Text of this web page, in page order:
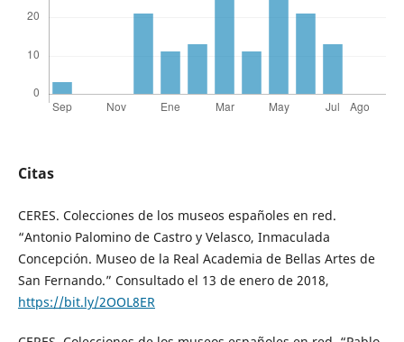
Citas
CERES. Colecciones de los museos españoles en red.
“Antonio Palomino de Castro y Velasco, Inmaculada
Concepción. Museo de la Real Academia de Bellas Artes de
San Fernando.” Consultado el 13 de enero de 2018,
https://bit.ly/2OOL8ER